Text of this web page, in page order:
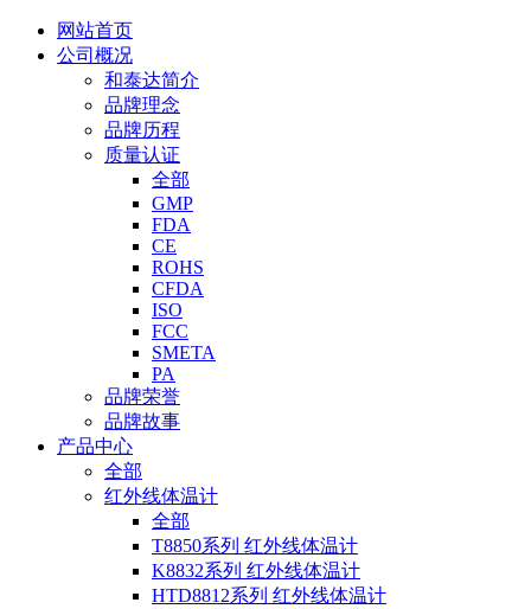
网站首页
公司概况
和泰达简介
品牌理念
品牌历程
质量认证
全部
GMP
FDA
CE
ROHS
CFDA
ISO
FCC
SMETA
PA
品牌荣誉
品牌故事
产品中心
全部
红外线体温计
全部
T8850系列 红外线体温计
K8832系列 红外线体温计
HTD8812系列 红外线体温计